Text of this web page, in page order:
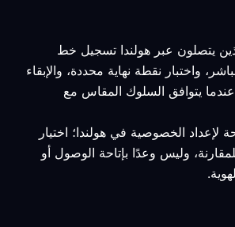
يتصلون عبر هولندا تسجيل خط
واختبار نقطة نهاية محددة، والإبقاء
يتوافق السلوك المقاس مع
لإعداد الخصوصية في هولندا؛ اختيار
وليس وعدًا بإتاحة الوصول أو